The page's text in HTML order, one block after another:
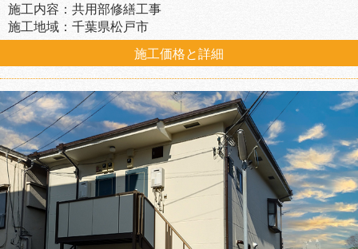
施工内容：共用部修繕工事
施工地域：千葉県松戸市
施工価格と詳細